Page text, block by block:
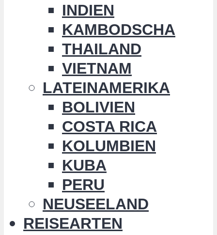
INDIEN
KAMBODSCHA
THAILAND
VIETNAM
LATEINAMERIKA
BOLIVIEN
COSTA RICA
KOLUMBIEN
KUBA
PERU
NEUSEELAND
REISEARTEN